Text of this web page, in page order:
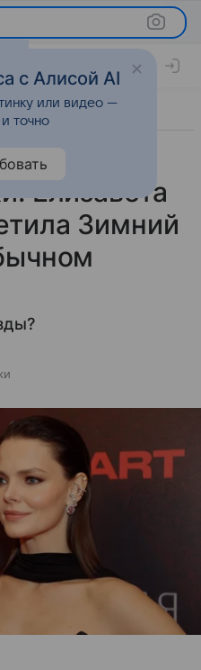
Елизавета
Зимний
с Алисой AI
или видео —
точно